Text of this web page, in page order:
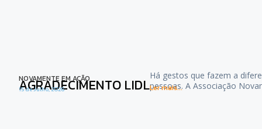
NOVAMENTE EM AÇÃO
AGRADECIMENTO LIDL
15 de Julho, 2026
Há gestos que fazem a
pessoas. A Associação
Ler mais...